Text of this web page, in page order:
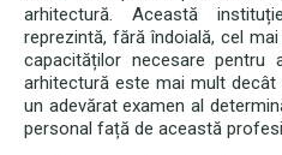
arhitectură. Această
reprezintă, fără îndoială, cel
capacităților necesare pentru
arhitectură este mai mult
un adevărat examen al
personal față de această